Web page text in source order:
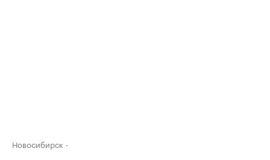
Новосибирск